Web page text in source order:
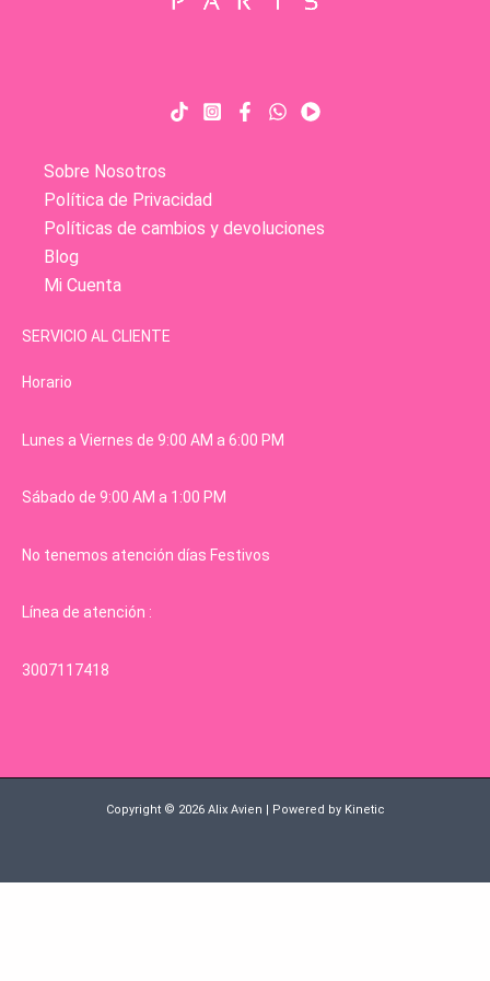
Sobre Nosotros
Política de Privacidad
Políticas de cambios y devoluciones
Blog
Mi Cuenta
SERVICIO AL CLIENTE
Horario
Lunes a Viernes de 9:00 AM a 6:00 PM
Sábado de 9:00 AM a 1:00 PM
No tenemos atención días Festivos
Línea de atención :
3007117418
Copyright © 2026 Alix Avien | Powered by Kinetic